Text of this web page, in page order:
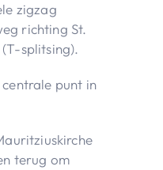
zigzag
richting St.
splitsing).
punt in
terug om